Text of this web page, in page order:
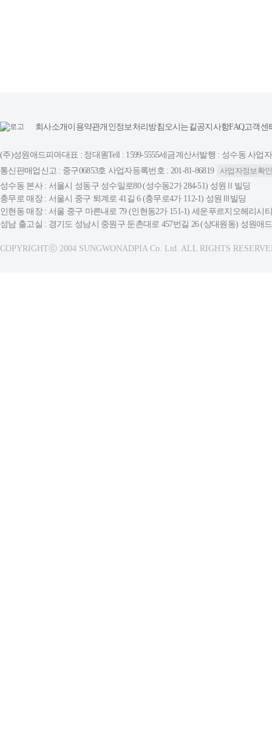
회사소개 이용약관개인정보처리방침오시는길공지사항FAQ고객센
(주)성원애드피아대표 : 정대원Tell : 1599-5555세금계산서발행 : 성수동 사업자
통신판매업신고 : 중구06853호 사업자등록번호 : 201-81-86819
사업자정보확인
성수동 본사 : 서울시 성동구 성수일로80 (성수동2가 284-51) 성원Ⅱ빌딩
충무로 매장 : 서울시 중구 퇴계로 41길 6 (충무로4가 112-1) 성원Ⅲ빌딩
인현동 매장 : 서울 중구 마른내로 79 (인현동2가 151-1) 세운푸르지오헤리시
성남 출고실 : 경기도 성남시 중원구 둔촌대로 457번길 26 (상대원동) 성원애
COPYRIGHTⓒ 2004 SUNGWONADPIA Co. Ltd. ALL RIGHTS